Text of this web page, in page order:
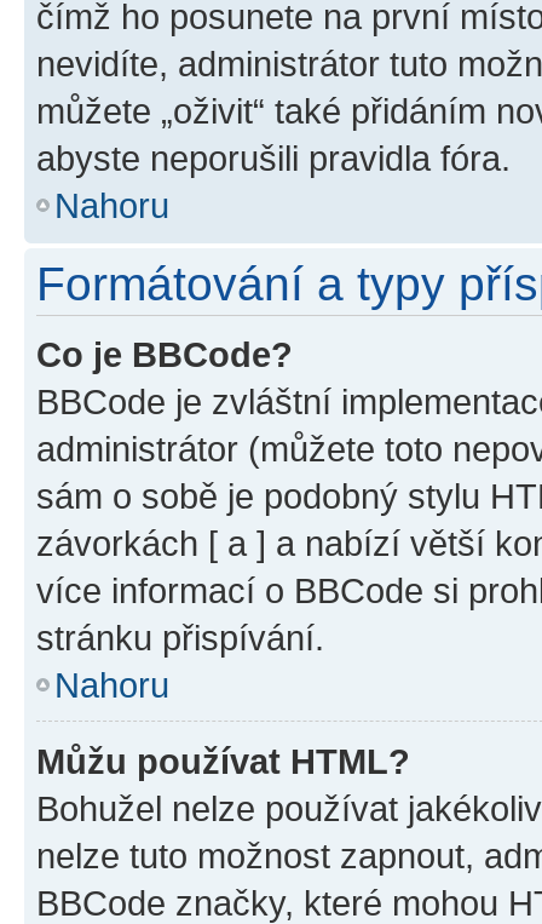
čímž ho posunete na první
nevidíte, administrátor tuto
můžete „oživit“ také přidáním
abyste neporušili pravidla fóra.
Nahoru
Formátování a typy
Co je BBCode?
BBCode je zvláštní
administrátor (můžete toto
sám o sobě je podobný stylu
závorkách [ a ] a nabízí větší
více informací o BBCode si
stránku přispívání.
Nahoru
Můžu používat HTML?
Bohužel nelze používat
nelze tuto možnost zapnout,
BBCode značky, které mohou